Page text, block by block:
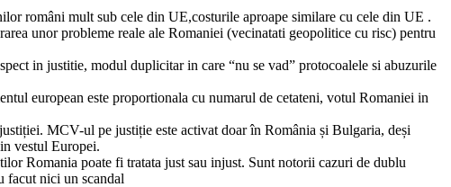
români mult sub cele din UE,costurile aproape similare cu cele din UE .
unor probleme reale ale Romaniei (vecinatati geopolitice cu risc) pentru
in justitie, modul duplicitar in care “nu se vad” protocoalele si abuzurile
european este proportionala cu numarul de cetateni, votul Romaniei in
MCV-ul pe justiție este activat doar în România și Bulgaria, deși
vestul Europei.
Romania poate fi tratata just sau injust. Sunt notorii cazuri de dublu
facut nici un scandal